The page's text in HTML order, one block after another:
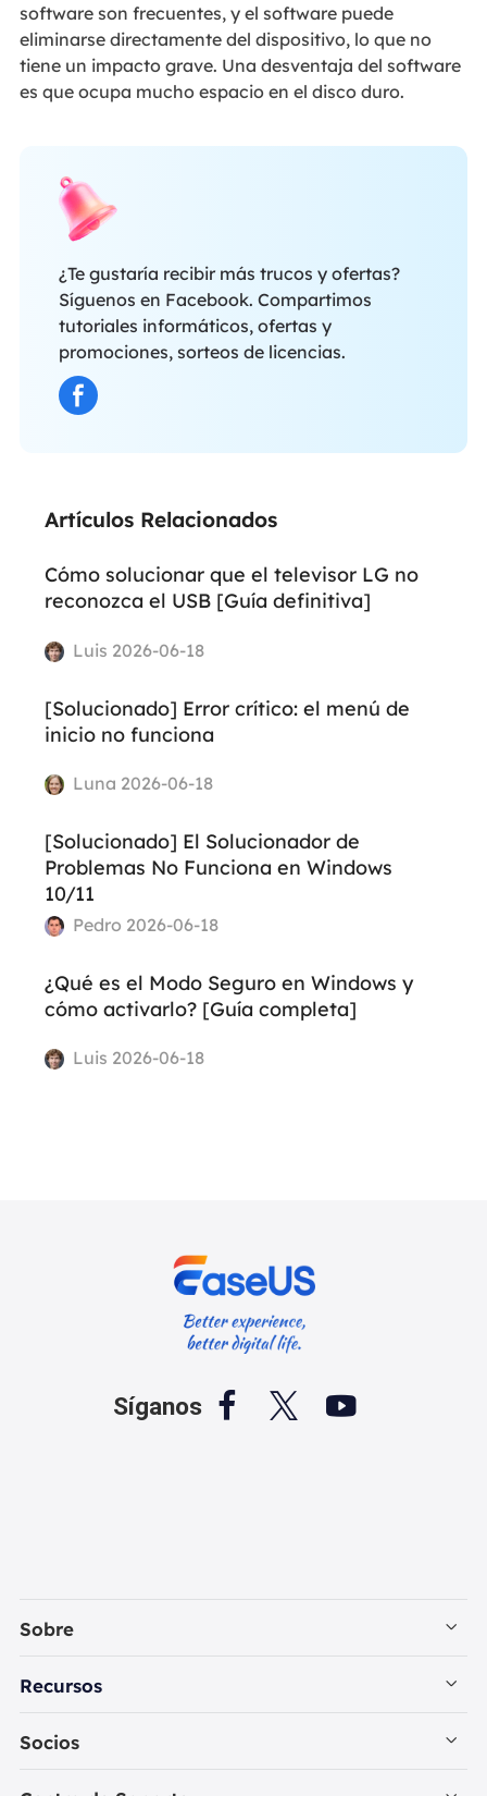
software son frecuentes, y el software puede
eliminarse directamente del dispositivo, lo que no
tiene un impacto grave. Una desventaja del software
es que ocupa mucho espacio en el disco duro.
¿Te gustaría recibir más trucos y ofertas?
Síguenos en Facebook. Compartimos
tutoriales informáticos, ofertas y
promociones, sorteos de licencias.
Artículos Relacionados
Cómo solucionar que el televisor LG no
reconozca el USB [Guía definitiva]
Luis 2026-06-18
[Solucionado] Error crítico: el menú de
inicio no funciona
Luna 2026-06-18
[Solucionado] El Solucionador de
Problemas No Funciona en Windows
10/11
Pedro 2026-06-18
¿Qué es el Modo Seguro en Windows y
cómo activarlo? [Guía completa]
Luis 2026-06-18
Síganos   
Sobre
Empresa
Recursos
Recuperación de Datos PC
Socios